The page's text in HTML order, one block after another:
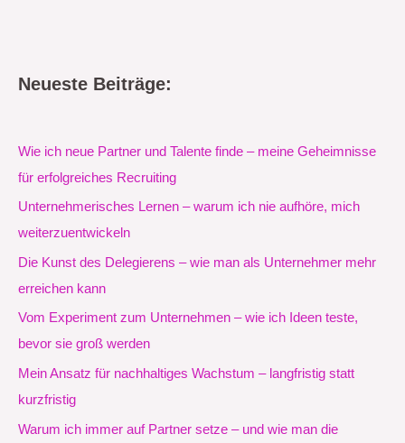
Neueste Beiträge:
Wie ich neue Partner und Talente finde – meine Geheimnisse
für erfolgreiches Recruiting
Unternehmerisches Lernen – warum ich nie aufhöre, mich
weiterzuentwickeln
Die Kunst des Delegierens – wie man als Unternehmer mehr
erreichen kann
Vom Experiment zum Unternehmen – wie ich Ideen teste,
bevor sie groß werden
Mein Ansatz für nachhaltiges Wachstum – langfristig statt
kurzfristig
Warum ich immer auf Partner setze – und wie man die